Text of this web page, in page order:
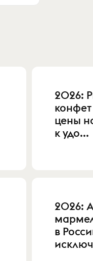
2026:
цены
к удо...
2026:
в